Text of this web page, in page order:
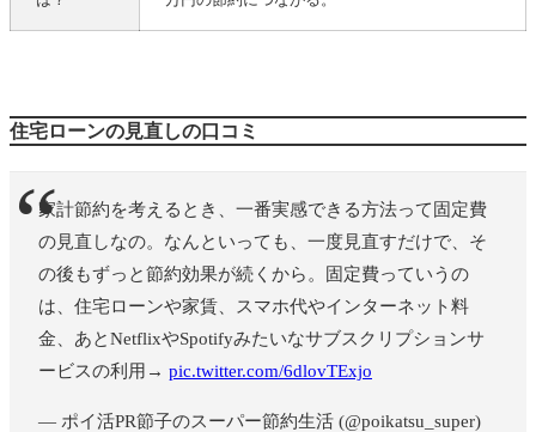
住宅ローンの見直しの口コミ
家計節約を考えるとき、一番実感できる方法って固定費
の見直しなの。なんといっても、一度見直すだけで、そ
の後もずっと節約効果が続くから。固定費っていうの
は、住宅ローンや家賃、スマホ代やインターネット料
金、あとNetflixやSpotifyみたいなサブスクリプションサ
ービスの利用→ pic.twitter.com/6dlovTExjo
— ポイ活PR節子のスーパー節約生活 (@poikatsu_super)